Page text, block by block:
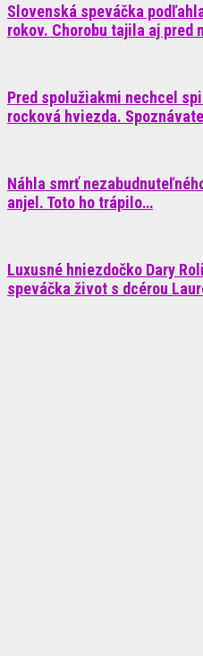
Slovenská speváčka
rokov. Chorobu tajila aj pred
Pred spolužiakmi nechcel
rocková hviezda.
Náhla smrť
anjel. Toto ho trápilo…
Luxusné hniezdočko Dary
speváčka život s dcérou